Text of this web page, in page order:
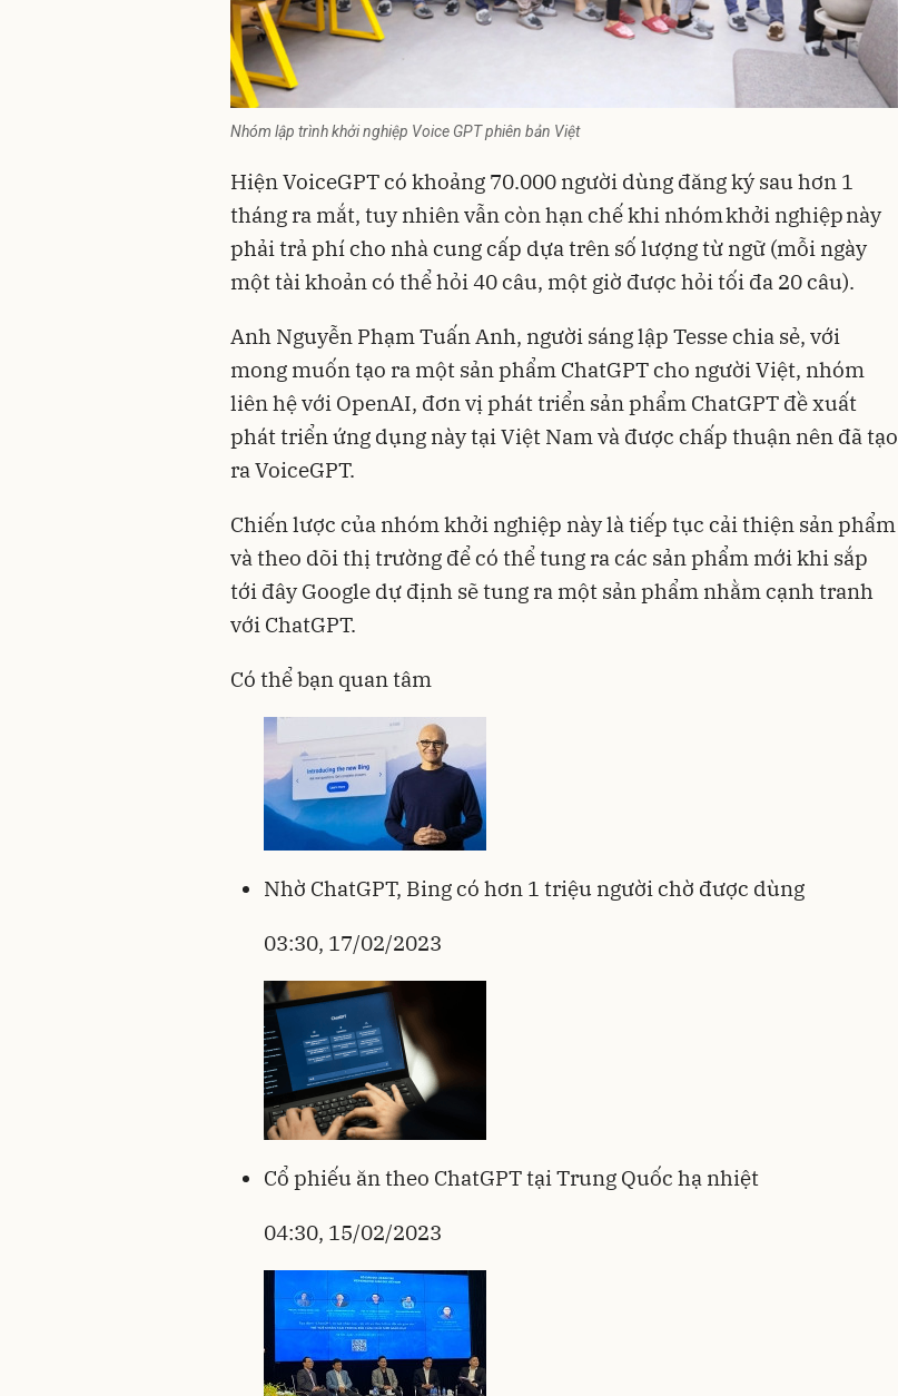
Nhóm lập trình khởi nghiệp Voice GPT phiên bản Việt
Hiện VoiceGPT có khoảng 70.000 người dùng đăng ký sau hơn 1
tháng ra mắt, tuy nhiên vẫn còn hạn chế khi nhóm khởi nghiệp này
phải trả phí cho nhà cung cấp dựa trên số lượng từ ngữ (mỗi ngày
một tài khoản có thể hỏi 40 câu, một giờ được hỏi tối đa 20 câu).
Anh Nguyễn Phạm Tuấn Anh, người sáng lập Tesse chia sẻ, với
mong muốn tạo ra một sản phẩm ChatGPT cho người Việt, nhóm
liên hệ với OpenAI, đơn vị phát triển sản phẩm ChatGPT đề xuất
phát triển ứng dụng này tại Việt Nam và được chấp thuận nên đã tạo
ra VoiceGPT.
Chiến lược của nhóm khởi nghiệp này là tiếp tục cải thiện sản phẩm
và theo dõi thị trường để có thể tung ra các sản phẩm mới khi sắp
tới đây Google dự định sẽ tung ra một sản phẩm nhằm cạnh tranh
với ChatGPT.
Có thể bạn quan tâm
Nhờ ChatGPT, Bing có hơn 1 triệu người chờ được dùng
03:30, 17/02/2023
Cổ phiếu ăn theo ChatGPT tại Trung Quốc hạ nhiệt
04:30, 15/02/2023